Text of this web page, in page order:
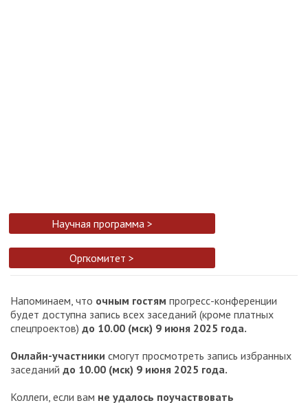
Научная программа >
Оргкомитет >
Напоминаем, что очным гостям прогресс-конференции
будет доступна запись всех заседаний (кроме платных
спецпроектов) до 10.00 (мск) 9 июня 2025 года.
Онлайн-участники смогут просмотреть запись избранных
заседаний до 10.00 (мск) 9 июня 2025 года.
Коллеги, если вам не удалось поучаствовать